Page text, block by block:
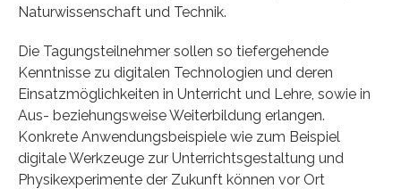
Naturwissenschaft und Technik.
Die Tagungsteilnehmer sollen so tiefergehende
Kenntnisse zu digitalen Technologien und deren
Einsatzmöglichkeiten in Unterricht und Lehre, sowie in
Aus- beziehungsweise Weiterbildung erlangen.
Konkrete Anwendungsbeispiele wie zum Beispiel
digitale Werkzeuge zur Unterrichtsgestaltung und
Physikexperimente der Zukunft können vor Ort